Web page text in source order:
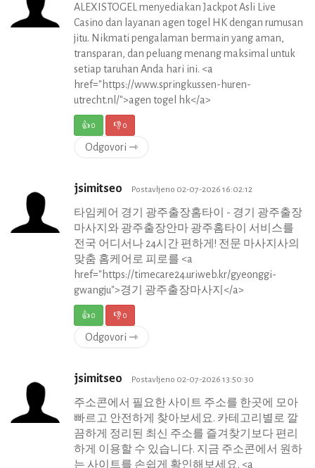
ALEXISTOGEL menyediakan Jackpot Asli Live
Casino dan layanan agen togel HK dengan rumusan
jitu. Nikmati pengalaman bermain yang aman,
transparan, dan peluang menang maksimal untuk
setiap taruhan Anda hari ini. <a
href="https://www.springkussen-huren-
utrecht.nl/">agen togel hk</a>
👍0 👎0
Odgovori ⇾
jsimitseo Postavljeno 02-07-2026 16:02:12
타임케어 경기 광주출장홈타이 - 경기 광주출장
마사지와 광주출장안마 광주홈타이 서비스를
전국 어디서나 24시간 편하게! 전문 마사지사의
맞춤 홈케어로 피로를 <a
href="https://timecare24.uriweb.kr/gyeonggi-
gwangju">경기 광주출장마사지</a>
👍0 👎0
Odgovori ⇾
jsimitseo Postavljeno 02-07-2026 13:50:30
주소콘에서 필요한 사이트 주소를 한곳에 모아
빠르고 안전하게 찾아보세요. 카테고리별로 깔
끔하게 정리된 최신 주소를 즐겨찾기보다 편리
하게 이용할 수 있습니다. 지금 주소콘에서 원하
는 사이트를 손쉽게 확인해보세요. <a